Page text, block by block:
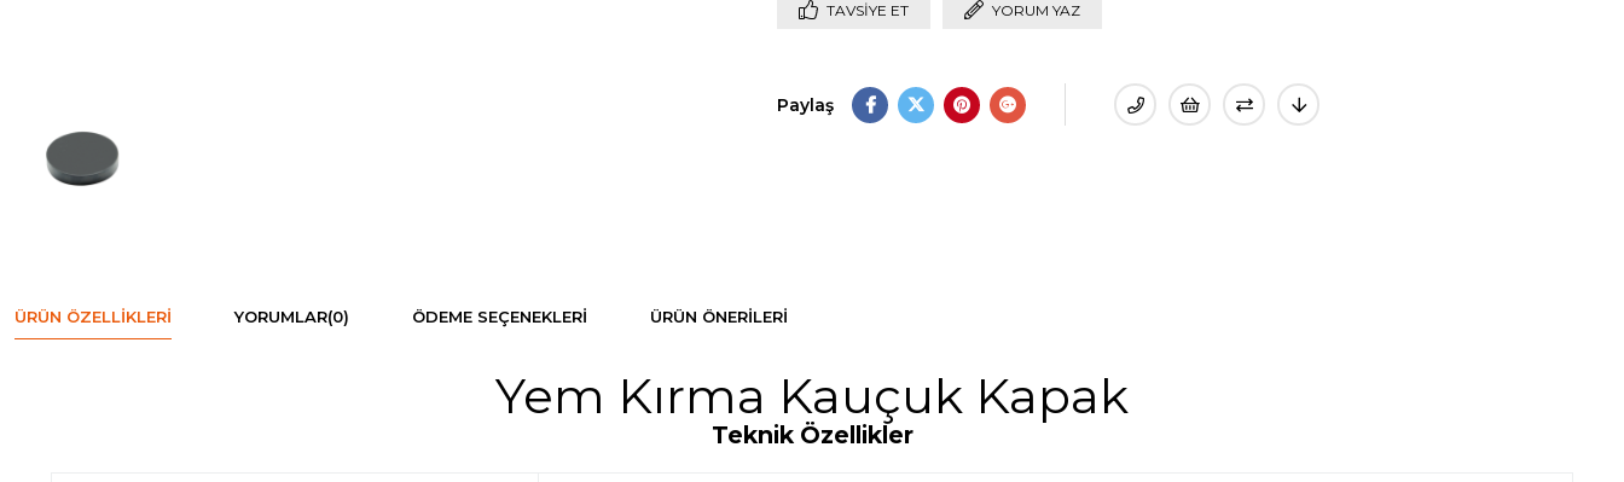
TAVSIYE ET YORUM YAZ
Paylaş
ÜRÜN ÖZELLIKLERI YORUMLAR(0) ÖDEME SEÇENEKLERI ÜRÜN ÖNERILERI
Yem Kırma Kauçuk Kapak
Teknik Özellikler